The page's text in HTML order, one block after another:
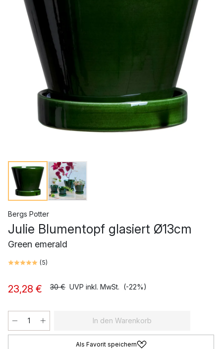
Bergs Potter
Julie Blumentopf glasiert Ø13cm
Green emerald
(5)
23,28 € 30 € UVP inkl. MwSt. (-22%)
In den Warenkorb
Als Favorit speichern